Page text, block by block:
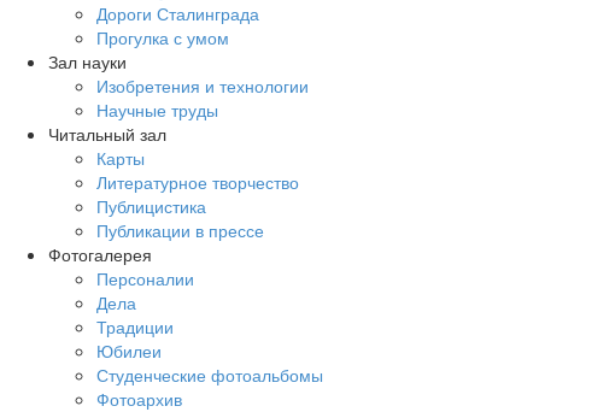
Дороги Сталинграда
Прогулка с умом
Зал науки
Изобретения и технологии
Научные труды
Читальный зал
Карты
Литературное творчество
Публицистика
Публикации в прессе
Фотогалерея
Персоналии
Дела
Традиции
Юбилеи
Студенческие фотоальбомы
Фотоархив